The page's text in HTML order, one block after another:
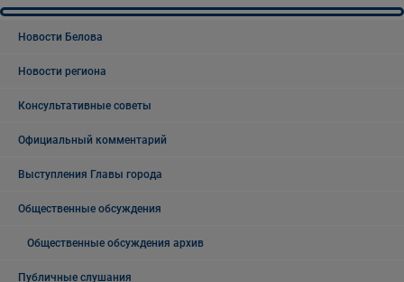
Новости Белова
Новости региона
Консультативные советы
Официальный комментарий
Выступления Главы города
Общественные обсуждения
Общественные обсуждения архив
Публичные слушания